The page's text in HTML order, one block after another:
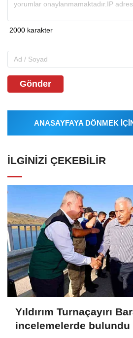
Gönder
ANASAYFAYA DÖNMEK
İLGINIZI ÇEKEBILIR
Yıldırım Turnaçayırı
incelemelerde bulundu